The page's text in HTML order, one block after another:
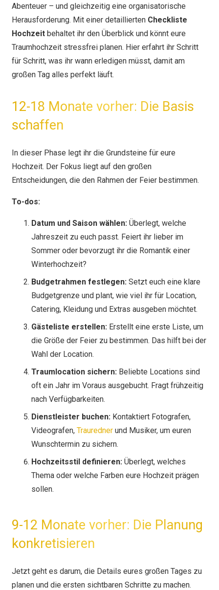
Abenteuer – und gleichzeitig eine organisatorische
Herausforderung. Mit einer detaillierten Checkliste
Hochzeit behaltet ihr den Überblick und könnt eure
Traumhochzeit stressfrei planen. Hier erfahrt ihr Schritt
für Schritt, was ihr wann erledigen müsst, damit am
großen Tag alles perfekt läuft.
12-18 Monate vorher: Die Basis
schaffen
In dieser Phase legt ihr die Grundsteine für eure
Hochzeit. Der Fokus liegt auf den großen
Entscheidungen, die den Rahmen der Feier bestimmen.
To-dos:
Datum und Saison wählen: Überlegt, welche
Jahreszeit zu euch passt. Feiert ihr lieber im
Sommer oder bevorzugt ihr die Romantik einer
Winterhochzeit?
Budgetrahmen festlegen: Setzt euch eine klare
Budgetgrenze und plant, wie viel ihr für Location,
Catering, Kleidung und Extras ausgeben möchtet.
Gästeliste erstellen: Erstellt eine erste Liste, um
die Größe der Feier zu bestimmen. Das hilft bei der
Wahl der Location.
Traumlocation sichern: Beliebte Locations sind
oft ein Jahr im Voraus ausgebucht. Fragt frühzeitig
nach Verfügbarkeiten.
Dienstleister buchen: Kontaktiert Fotografen,
Videografen, Trauredner und Musiker, um euren
Wunschtermin zu sichern.
Hochzeitsstil definieren: Überlegt, welches
Thema oder welche Farben eure Hochzeit prägen
sollen.
9-12 Monate vorher: Die Planung
konkretisieren
Jetzt geht es darum, die Details eures großen Tages zu
planen und die ersten sichtbaren Schritte zu machen.